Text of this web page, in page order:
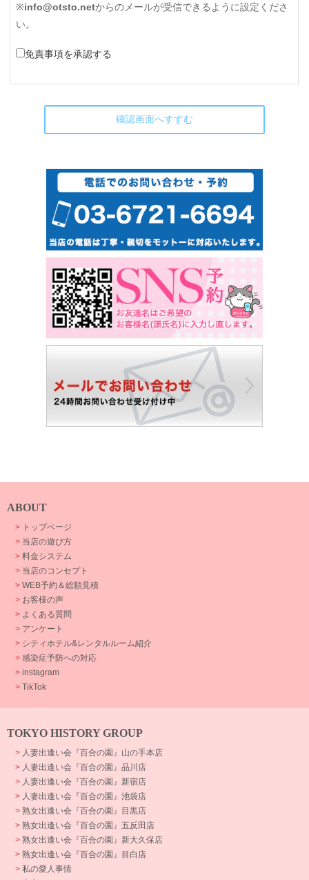
※info@otsto.netからのメールが受信できるように設定くださ
い。
免責事項を承認する
ABOUT
> トップページ
> 当店の遊び方
> 料金システム
> 当店のコンセプト
> WEB予約＆総額見積
> お客様の声
> よくある質問
> アンケート
> シティホテル&レンタルルーム紹介
> 感染症予防への対応
> instagram
> TikTok
TOKYO HISTORY GROUP
> 人妻出逢い会『百合の園』山の手本店
> 人妻出逢い会『百合の園』品川店
> 人妻出逢い会『百合の園』新宿店
> 人妻出逢い会『百合の園』池袋店
> 熟女出逢い会『百合の園』目黒店
> 熟女出逢い会『百合の園』五反田店
> 熟女出逢い会『百合の園』新大久保店
> 熟女出逢い会『百合の園』目白店
> 私の愛人事情